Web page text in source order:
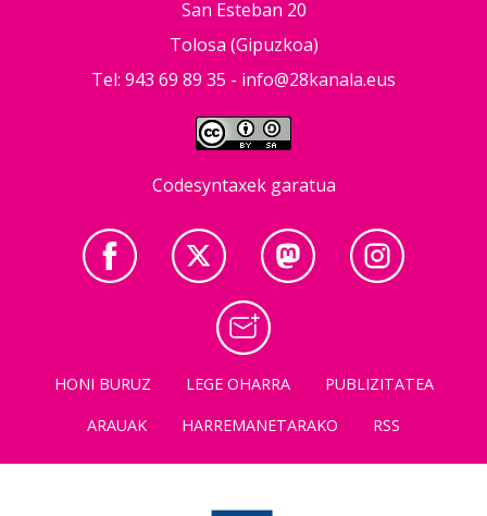
San Esteban 20
Tolosa (Gipuzkoa)
Tel: 943 69 89 35 - info@28kanala.eus
Codesyntaxek garatua
HONI BURUZ LEGE OHARRA
PUBLIZITATEA
ARAUAK
HARREMANETARAKO RSS